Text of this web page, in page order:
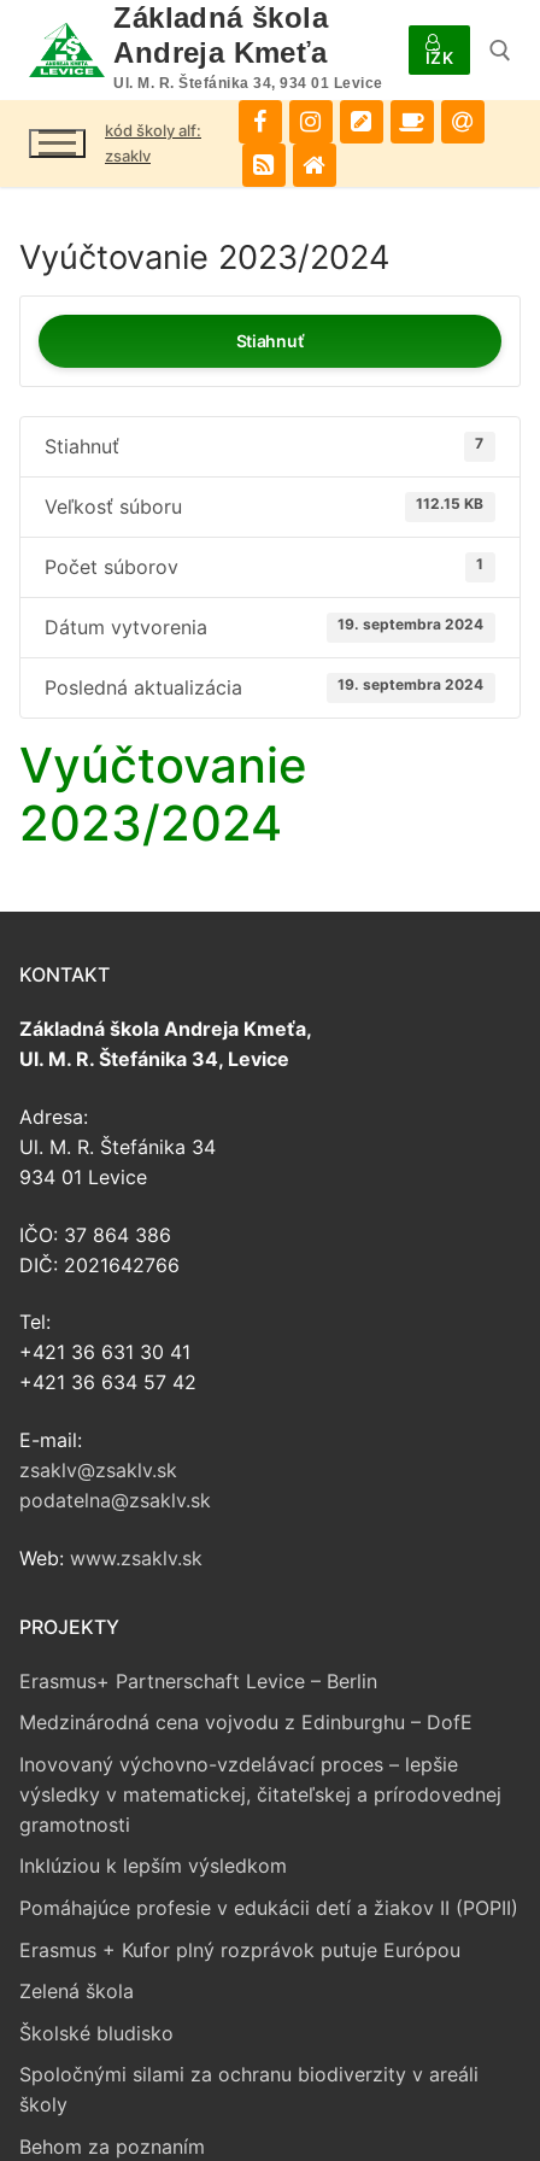
obsah
Základná škola
Andreja Kmeťa
Ul. M. R. Štefánika 34, 934 01 Levice
IŽK
Hľadať:
kód školy alf:
zsaklv
Vyúčtovanie 2023/2024
Stiahnuť
Stiahnuť 7
Veľkosť súboru 112.15 KB
Počet súborov 1
Dátum vytvorenia 19. septembra 2024
Posledná aktualizácia 19. septembra 2024
Vyúčtovanie
2023/2024
KONTAKT
Základná škola Andreja Kmeťa,
Ul. M. R. Štefánika 34, Levice
Adresa:
Ul. M. R. Štefánika 34
934 01 Levice
IČO: 37 864 386
DIČ: 2021642766
Tel:
+421 36 631 30 41
+421 36 634 57 42
E-mail:
zsaklv@zsaklv.sk
podatelna@zsaklv.sk
Web: www.zsaklv.sk
PROJEKTY
Erasmus+ Partnerschaft Levice – Berlin
Medzinárodná cena vojvodu z Edinburghu – DofE
Inovovaný výchovno-vzdelávací proces – lepšie
výsledky v matematickej, čitateľskej a prírodovednej
gramotnosti
Inklúziou k lepším výsledkom
Pomáhajúce profesie v edukácii detí a žiakov II (POPII)
Erasmus + Kufor plný rozprávok putuje Európou
Zelená škola
Školské bludisko
Spoločnými silami za ochranu biodiverzity v areáli
školy
Behom za poznaním